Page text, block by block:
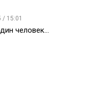
/ 15:01
человек…